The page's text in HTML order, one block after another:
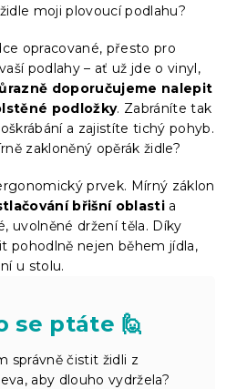
moji plovoucí podlahu?
opracované, přesto pro
podlahy – ať už jde o vinyl,
doporučujeme nalepit
podložky. Zabráníte tak
a zajistíte tichý pohyb.
zakloněný opěrák židle?
prvek. Mírný záklon
břišní oblasti a
uvolněné držení těla. Díky
pohodlně nejen během jídla,
u stolu.
se ptáte 🙋
správně čistit židli z
aby dlouho vydržela?